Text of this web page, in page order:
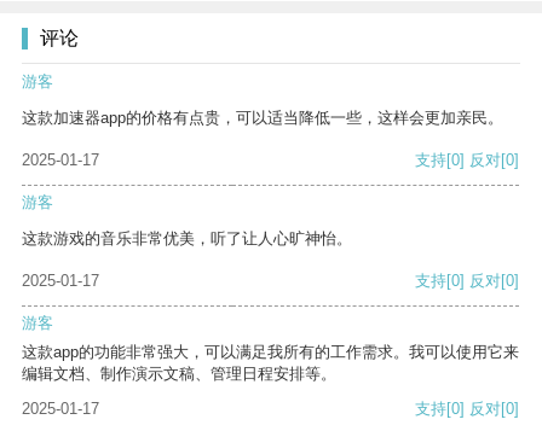
评论
游客
这款加速器app的价格有点贵，可以适当降低一些，这样会更加亲民。
2025-01-17 支持[0] 反对[0]
游客
这款游戏的音乐非常优美，听了让人心旷神怡。
2025-01-17 支持[0] 反对[0]
游客
这款app的功能非常强大，可以满足我所有的工作需求。我可以使用它来
编辑文档、制作演示文稿、管理日程安排等。
2025-01-17
支持[0] 反对[0]